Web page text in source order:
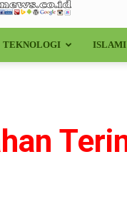
TEKNOLOGI ISLAMI